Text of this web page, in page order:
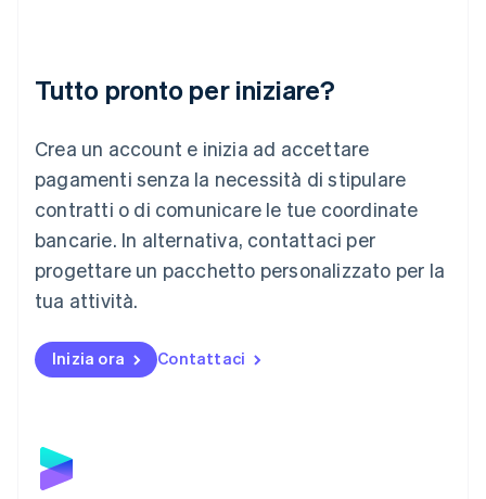
Tutto pronto per iniziare?
Crea un account e inizia ad accettare
pagamenti senza la necessità di stipulare
contratti o di comunicare le tue coordinate
bancarie. In alternativa, contattaci per
progettare un pacchetto personalizzato per la
tua attività.
Inizia ora Contattaci
Lituania
Lussemburgo
Deutsch English
Malaysia
English 简体中文
Malta
Messico
EspañolEnglish
English
Nuova Zelanda
Polonia
English